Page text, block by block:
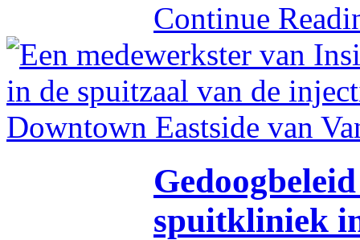
Continue
spuitkliniek